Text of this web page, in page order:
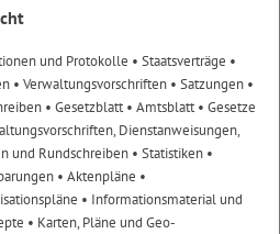
und Protokolle • Staatsverträge •
• Verwaltungsvorschriften • Satzungen •
• Gesetzblatt• Amtsblatt• Gesetze
Dienstanweisungen,
und Rundschreiben • Statistiken •
• Aktenpläne •
• Informationsmaterial und
• Karten, Pläne und Geo-